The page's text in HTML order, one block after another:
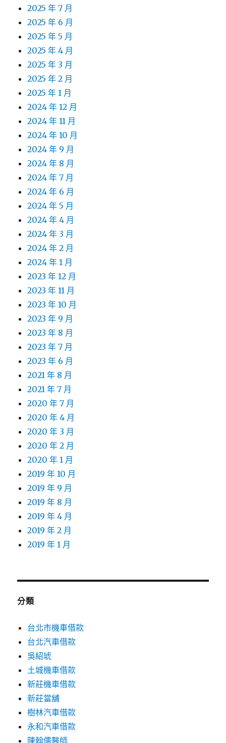
2025 年 7 月
2025 年 6 月
2025 年 5 月
2025 年 4 月
2025 年 3 月
2025 年 2 月
2025 年 1 月
2024 年 12 月
2024 年 11 月
2024 年 10 月
2024 年 9 月
2024 年 8 月
2024 年 7 月
2024 年 6 月
2024 年 5 月
2024 年 4 月
2024 年 3 月
2024 年 2 月
2024 年 1 月
2023 年 12 月
2023 年 11 月
2023 年 10 月
2023 年 9 月
2023 年 8 月
2023 年 7 月
2023 年 6 月
2021 年 8 月
2021 年 7 月
2020 年 7 月
2020 年 4 月
2020 年 3 月
2020 年 2 月
2020 年 1 月
2019 年 10 月
2019 年 9 月
2019 年 8 月
2019 年 4 月
2019 年 2 月
2019 年 1 月
分類
台北市機車借款
台北汽車借款
吳紹琥
土城機車借款
新莊機車借款
新莊當舖
樹林汽車借款
永和汽車借款
陳翰儒醫師